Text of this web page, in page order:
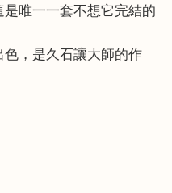
唯一一套不想它完結的
，是久石讓大師的作